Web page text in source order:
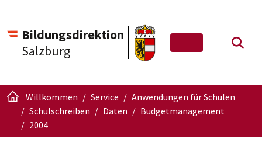
Bildungsdirektion
Salzburg
Willkommen Service
Anwendungen für Schulen
Schulschreiben
Daten
Budgetmanagement
2004